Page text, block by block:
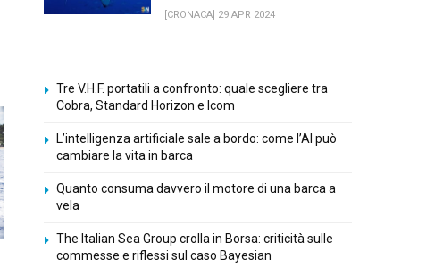
[CRONACA] 29 APR 2024
Tre V.H.F. portatili a confronto: quale scegliere tra
Cobra, Standard Horizon e Icom
L’intelligenza artificiale sale a bordo: come l’AI può
cambiare la vita in barca
Quanto consuma davvero il motore di una barca a
vela
The Italian Sea Group crolla in Borsa: criticità sulle
commesse e riflessi sul caso Bayesian